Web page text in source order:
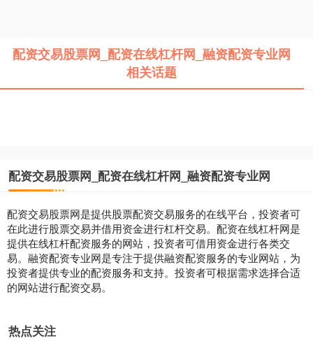
配资交易股票网_配资在线杠杆网_融资配资专业网
相关话题
配资交易股票网_配资在线杠杆网_融资配资专业网
配资交易股票网是提供股票配资交易服务的在线平台，投资者可
在此进行股票交易并借用资金进行杠杆交易。配资在线杠杆网是
提供在线杠杆配资服务的网站，投资者可借用资金进行各类交
易。融资配资专业网是专注于提供融资配资服务的专业网站，为
投资者提供专业的配资服务和支持。投资者可根据需求选择合适
的网站进行配资交易。
热点关注